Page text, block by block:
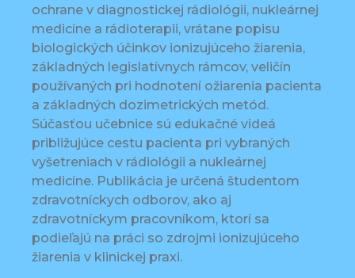
ochrane v diagnostickej rádiológii, nukleárnej
medicíne a rádioterapii, vrátane popisu
biologických účinkov ionizujúceho žiarenia,
základných legislatívnych rámcov, veličín
používaných pri hodnotení ožiarenia pacienta
a základných dozimetrických metód.
Súčasťou učebnice sú edukačné videá
približujúce cestu pacienta pri vybraných
vyšetreniach v rádiológii a nukleárnej
medicíne. Publikácia je určená študentom
zdravotníckych odborov, ako aj
zdravotníckym pracovníkom, ktorí sa
podieľajú na práci so zdrojmi ionizujúceho
žiarenia v klinickej praxi.